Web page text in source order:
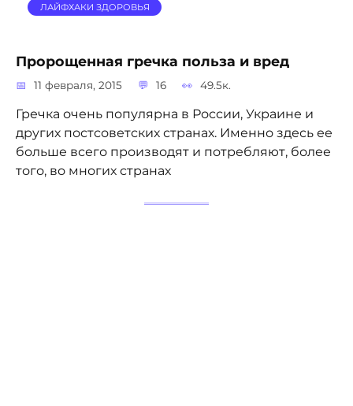
ЛАЙФХАКИ ЗДОРОВЬЯ
Пророщенная гречка польза и вред
11 февраля, 2015 16 49.5к.
Гречка очень популярна в России, Украине и
других постсоветских странах. Именно здесь ее
больше всего производят и потребляют, более
того, во многих странах